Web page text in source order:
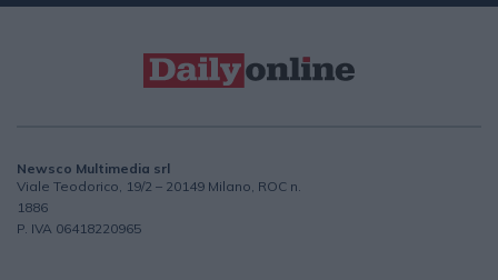
Newsco Multimedia srl
Viale Teodorico, 19/2 – 20149 Milano, ROC n.
1886
P. IVA 06418220965